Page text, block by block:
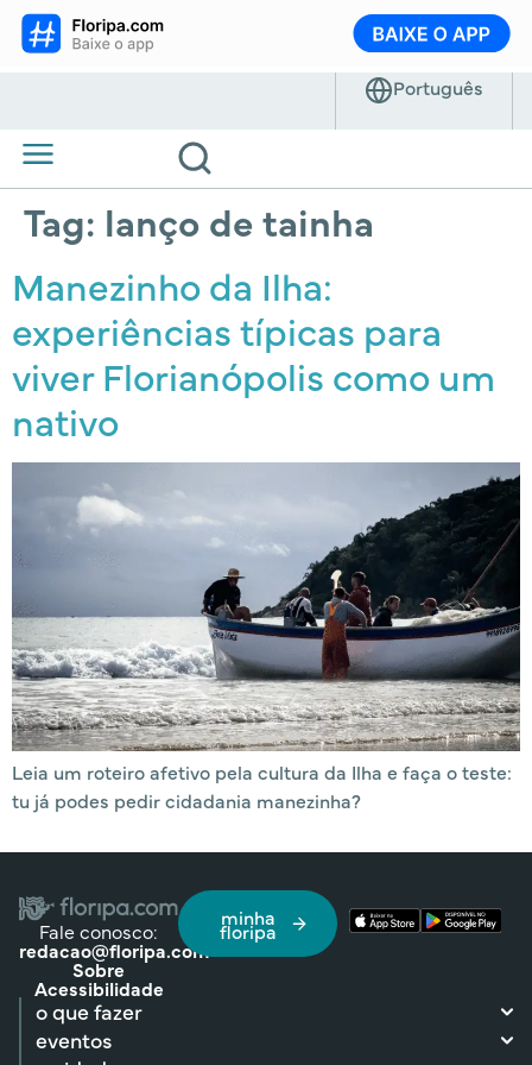
Tag: lanço de tainha
Manezinho da Ilha:
experiências típicas para
viver Florianópolis como um
nativo
Leia um roteiro afetivo pela cultura da Ilha e faça o teste:
tu já podes pedir cidadania manezinha?
Fale conosco:
redacao@floripa.com
Sobre
Acessibilidade
minha
floripa
o que fazer
eventos